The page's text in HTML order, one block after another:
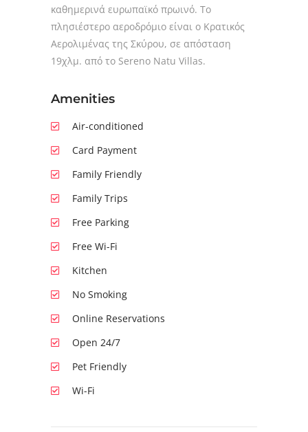
καθημερινά ευρωπαϊκό πρωινό. Το
πλησιέστερο αεροδρόμιο είναι ο Κρατικός
Αερολιμένας της Σκύρου, σε απόσταση
19χλμ. από το Sereno Natu Villas.
Amenities
Air-conditioned
Card Payment
Family Friendly
Family Trips
Free Parking
Free Wi-Fi
Kitchen
No Smoking
Online Reservations
Open 24/7
Pet Friendly
Wi-Fi